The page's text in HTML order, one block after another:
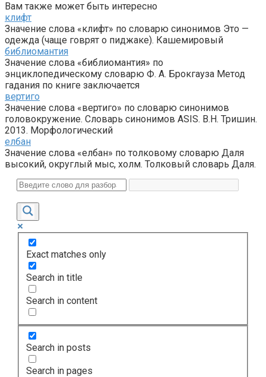
Вам также может быть интересно
клифт
Значение слова «клифт» по словарю синонимов Это —
одежда (чаще говрят о пиджаке). Кашемировый
библиомантия
Значение слова «библиомантия» по
энциклопедическому словарю Ф. А. Брокгауза Метод
гадания по книге заключается
вертиго
Значение слова «вертиго» по словарю синонимов
головокружение. Словарь синонимов ASIS. В.Н. Тришин.
2013. Морфологический
елбан
Значение слова «елбан» по толковому словарю Даля
высокий, округлый мыс, холм. Толковый словарь Даля.
Exact matches only
Search in title
Search in content
Search in posts
Search in pages